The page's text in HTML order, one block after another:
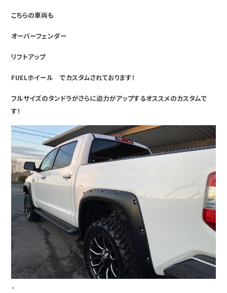
こちらの車両も
オーバーフェンダー
リフトアップ
FUELホイール でカスタムされております！
フルサイズのタンドラがさらに迫力がアップするオススメのカスタムで
す！
・